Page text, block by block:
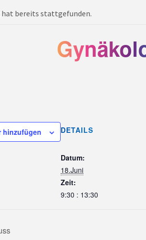
hat bereits stattgefunden.
hinzufügen DETAILS
Datum:
18.Juni
Zeit:
9:30 : 13:30